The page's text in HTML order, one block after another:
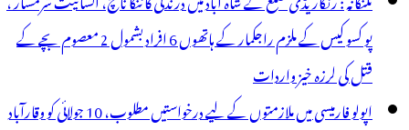
پو کسو کیس کے ملزم راجکمار کے ہاتھوں 6 افراد بشمول 2 معصوم بچے کے
قتل کی لرزہ خیز واردات
اپولو فارمیسی میں ملازمتوں کے لیے درخواستیں مطلوب، 10 جولائی کو وقارآباد